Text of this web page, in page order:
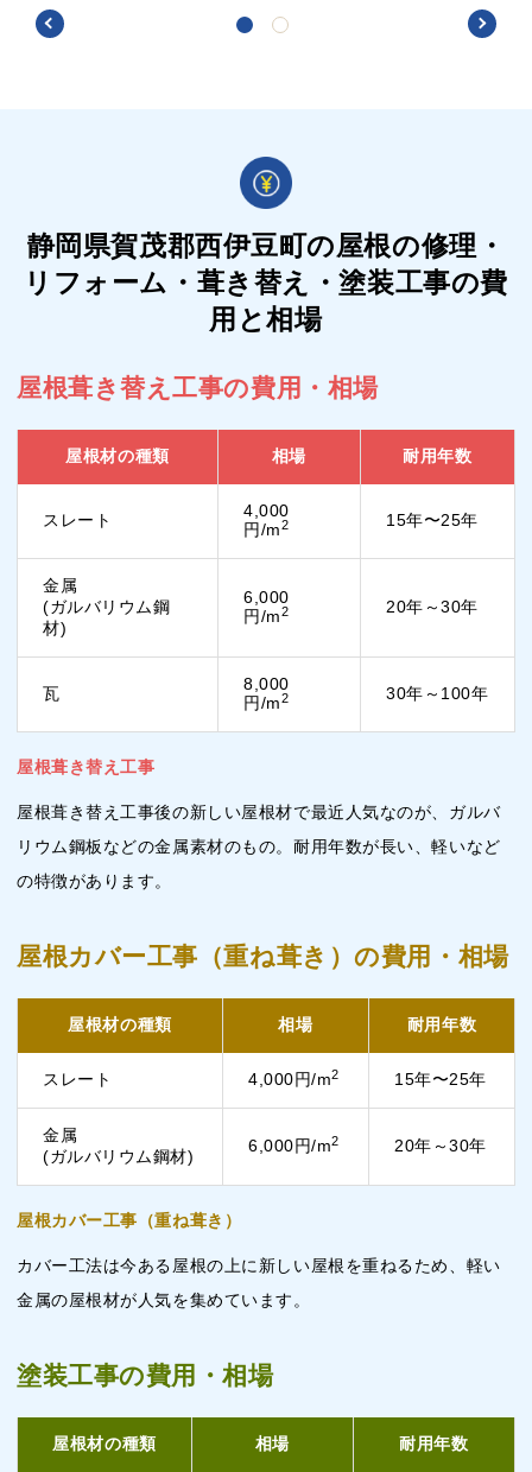
静岡県賀茂郡西伊豆町の屋根の修理・
リフォーム・葺き替え・塗装工事の費
用と相場
屋根葺き替え工事の費用・相場
屋根材の種類 相場 耐用年数
スレート
4,000
円/m2 15年〜25年
金属
(ガルバリウム鋼
材)
6,000
円/m2 20年～30年
瓦
8,000
円/m2 30年～100年
屋根葺き替え工事
屋根葺き替え工事後の新しい屋根材で最近人気なのが、ガルバ
リウム鋼板などの金属素材のもの。耐用年数が長い、軽いなど
の特徴があります。
屋根カバー工事（重ね葺き）の費用・相場
屋根材の種類 相場 耐用年数
スレート 4,000円/m2 15年〜25年
金属
(ガルバリウム鋼材)
6,000円/m2 20年～30年
屋根カバー工事（重ね葺き）
カバー工法は今ある屋根の上に新しい屋根を重ねるため、軽い
金属の屋根材が人気を集めています。
塗装工事の費用・相場
屋根材の種類 相場 耐用年数